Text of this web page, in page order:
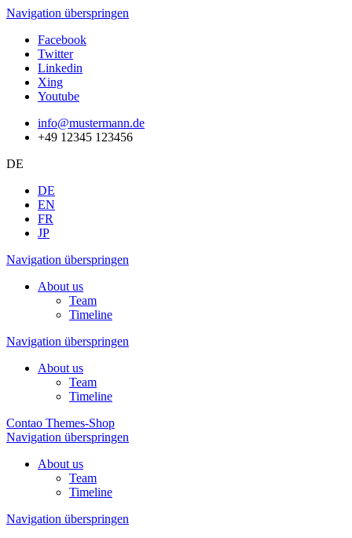
Navigation überspringen
Facebook
Twitter
Linkedin
Xing
Youtube
info@mustermann.de
+49 12345 123456
DE
DE
EN
FR
JP
Navigation überspringen
About us
Team
Timeline
Navigation überspringen
About us
Team
Timeline
Contao Themes-Shop
Navigation überspringen
About us
Team
Timeline
Navigation überspringen